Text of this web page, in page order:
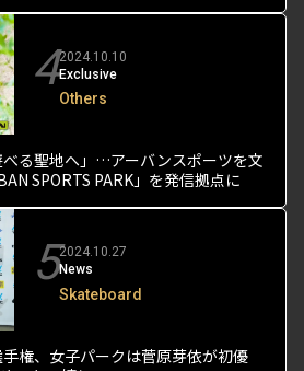
42024.10.10
Exclusive
Others
べる聖地へ」…アーバンスポーツを文
SPORTS PARK」を発信拠点に
52024.10.27
News
Skateboard
権、女子パークは菅原芽依が初優